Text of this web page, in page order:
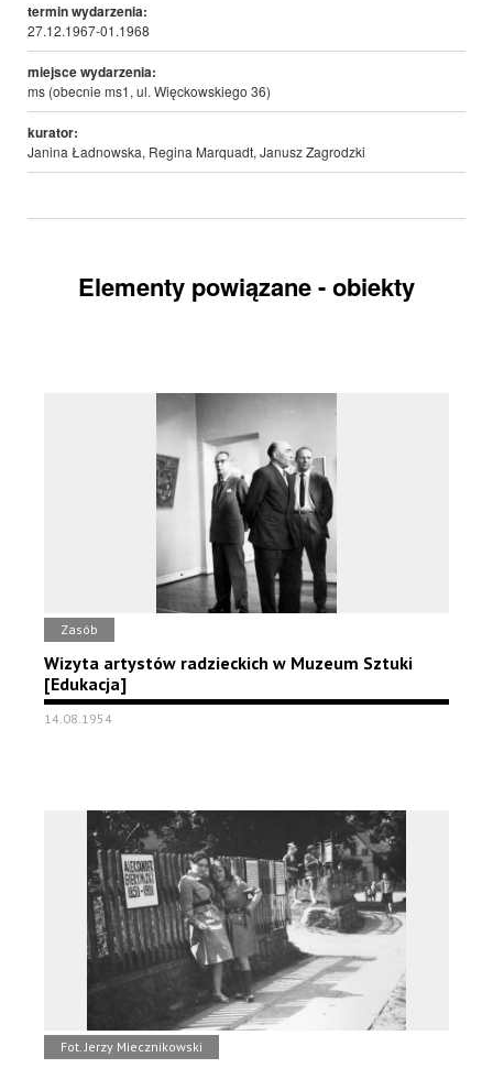
termin wydarzenia:
27.12.1967-01.1968
miejsce wydarzenia:
ms (obecnie ms1, ul. Więckowskiego 36)
kurator:
Janina Ładnowska, Regina Marquadt, Janusz Zagrodzki
Elementy powiązane - obiekty
Zasób
Wizyta artystów radzieckich w Muzeum Sztuki
[Edukacja]
14.08.1954
Fot. Jerzy Miecznikowski